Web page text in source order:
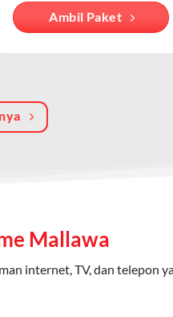
internet, TV kabel
Ambil Paket
Mallawa
internet, TV, dan telepon